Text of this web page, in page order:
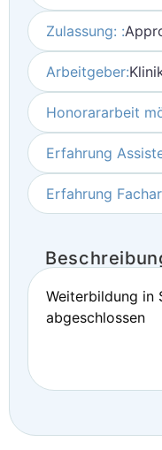
Zulassung: :
Arbeitgeber:
Honorararbeit
Erfahrung
Erfahrung
Weiterbildung in
abgeschlossen